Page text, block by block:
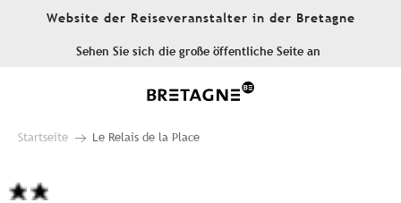
Website der Reiseveranstalter in der Bretagne
Sehen Sie sich die große öffentliche Seite an
Startseite Le Relais de la Place